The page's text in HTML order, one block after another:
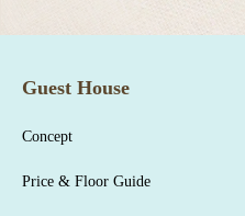
Guest House
Concept
Price & Floor Guide